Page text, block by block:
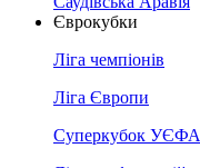
Єврокубки
Ліга чемпіонів
Ліга Європи
Суперкубок УЄФА